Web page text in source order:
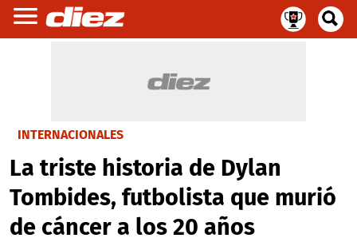
INTERNACIONALES
La triste historia de Dylan
Tombides, futbolista que murió
de cáncer a los 20 años